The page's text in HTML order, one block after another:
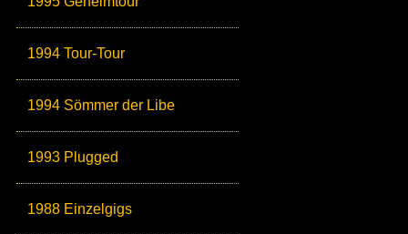
1994 Tour-Tour
1994 Sömmer der Libe
1993 Plugged
1988 Einzelgigs